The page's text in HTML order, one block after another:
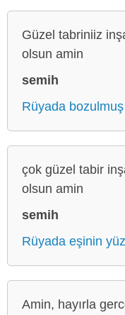
Güzel tabriniiz
olsun amin
semih
Rüyada
çok güzel tabir
olsun amin
semih
Rüyada eşinin
Amin, hayırla